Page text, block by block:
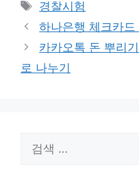
고
리
태
그
경찰시험
하나은행 체크카
카카오톡 돈 뿌리
로 나누기
색: